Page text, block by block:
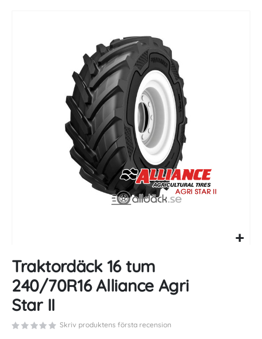
to
the
beginning
of
the
images
Traktordäck 16 tum
240/70R16 Alliance Agri
Star II
Skriv produktens första recension